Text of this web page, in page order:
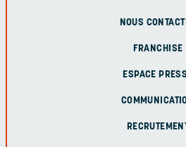
NOUS
FRANCHISE
ESPACE